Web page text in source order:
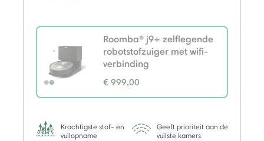
Roomba® j9+ zelflegende
robotstofzuiger met wifi-
verbinding
€ 999,00
selected
Krachtigste stof- en
vuilopname
Geeft prioriteit aan de
vuilste kamers